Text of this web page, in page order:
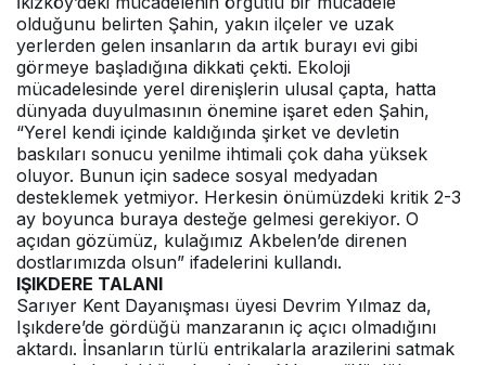
olduğunu belirten Şahin, yakın ilçeler ve uzak
yerlerden gelen insanların da artık burayı evi gibi
görmeye başladığına dikkati çekti. Ekoloji
mücadelesinde yerel direnişlerin ulusal çapta, hatta
dünyada duyulmasının önemine işaret eden Şahin,
“Yerel kendi içinde kaldığında şirket ve devletin
baskıları sonucu yenilme ihtimali çok daha yüksek
oluyor. Bunun için sadece sosyal medyadan
desteklemek yetmiyor. Herkesin önümüzdeki kritik 2-3
ay boyunca buraya desteğe gelmesi gerekiyor. O
açıdan gözümüz, kulağımız Akbelen’de direnen
dostlarımızda olsun” ifadelerini kullandı.
IŞIKDERE TALANI
Sarıyer Kent Dayanışması üyesi Devrim Yılmaz da,
Işıkdere’de gördüğü manzaranın iç açıcı olmadığını
aktardı. İnsanların türlü entrikalarla arazilerini satmak